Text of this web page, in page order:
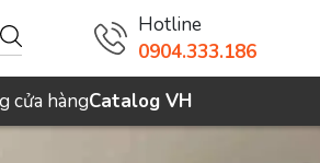
Hotline
0904.333.186
cửa hàngCatalog VH